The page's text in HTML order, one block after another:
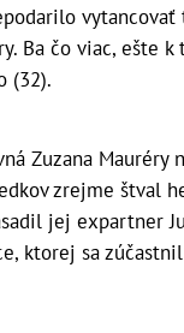
Ba čo viac, ešte
(32).
Zuzana
zrejme štval
jej expartner
ktorej sa